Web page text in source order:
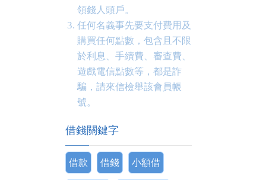
領錢人頭戶。
任何名義事先要支付費用及
購買任何點數，包含且不限
於利息、手續費、審查費、
遊戲電信點數等，都是詐
騙，請來信檢舉該會員帳
號。
借錢關鍵字
借款 借錢 小額借